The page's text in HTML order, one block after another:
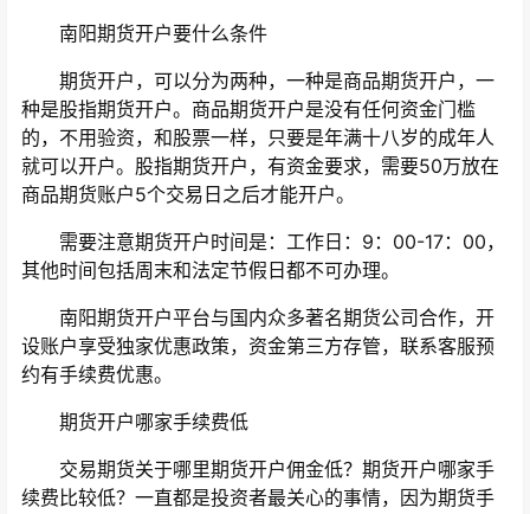
南阳期货开户要什么条件
期货开户，可以分为两种，一种是商品期货开户，一
种是股指期货开户。商品期货开户是没有任何资金门槛
的，不用验资，和股票一样，只要是年满十八岁的成年人
就可以开户。股指期货开户，有资金要求，需要50万放在
商品期货账户5个交易日之后才能开户。
需要注意期货开户时间是：工作日：9：00-17：00，
其他时间包括周末和法定节假日都不可办理。
南阳期货开户平台与国内众多著名期货公司合作，开
设账户享受独家优惠政策，资金第三方存管，联系客服预
约有手续费优惠。
期货开户哪家手续费低
交易期货关于哪里期货开户佣金低？期货开户哪家手
续费比较低？一直都是投资者最关心的事情，因为期货手